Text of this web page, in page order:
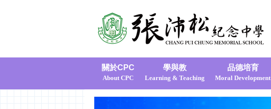
關於CPC
About CPC
學與教
Learning & Teaching
品德培育
Moral Development